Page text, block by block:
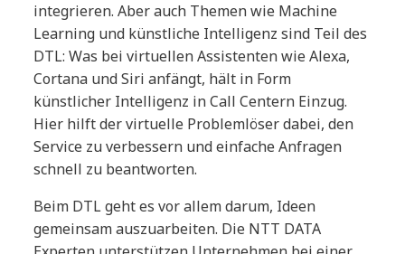
integrieren. Aber auch Themen wie Machine
Learning und künstliche Intelligenz sind Teil des
DTL: Was bei virtuellen Assistenten wie Alexa,
Cortana und Siri anfängt, hält in Form
künstlicher Intelligenz in Call Centern Einzug.
Hier hilft der virtuelle Problemlöser dabei, den
Service zu verbessern und einfache Anfragen
schnell zu beantworten.
Beim DTL geht es vor allem darum, Ideen
gemeinsam auszuarbeiten. Die NTT DATA